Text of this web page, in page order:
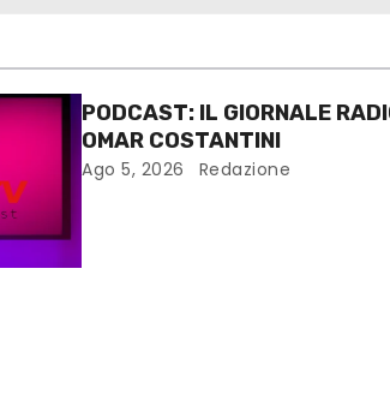
PODCAST: IL GIORNALE
OMAR COSTANTINI
Ago 5, 2026 Redazione